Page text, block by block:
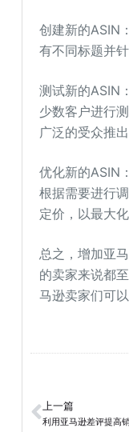
创建新的ASIN
有不同标题并
测试新的ASIN
少数客户进行
广泛的受众推
优化新的ASIN
根据需要进行
定价，以最大化
总之，增加亚
的卖家来说都
马逊卖家们可
上一篇